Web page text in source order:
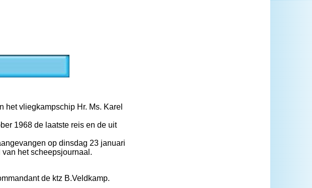
het vliegkampschip Hr. Ms. Karel
1968 de laatste reis en de uit
op dinsdag 23 januari
het scheepsjournaal.
de ktz B.Veldkamp.